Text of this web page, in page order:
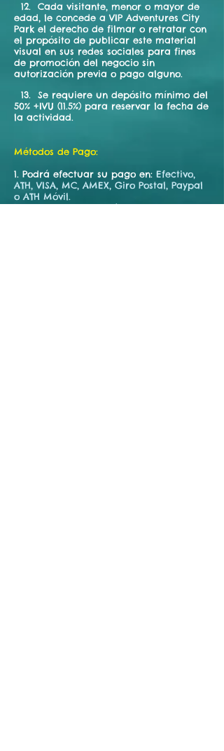
12. Cada visitante, menor o mayor de
edad, le concede a VIP Adventures City
Park el derecho de filmar o retratar con
el propósito de publicar este material
visual en sus redes sociales para fines
de promoción del negocio sin
autorización previa o pago alguno.
13. Se requiere un depósito mínimo del
50% +IVU (11.5%) para reservar la fecha de
la actividad.
Métodos de Pago:
1. Podrá efectuar su pago en: Efectivo,
ATH, VISA, MC, AMEX, Giro Postal, Paypal
o ATH Móvil.
Los pagos por ATH Móvil deben